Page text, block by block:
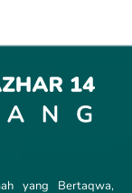
yang Bertaqwa,